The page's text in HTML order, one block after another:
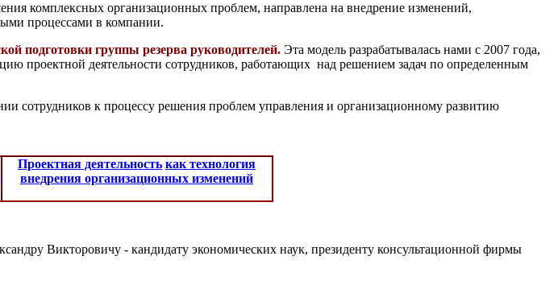
комплексных организационных проблем, направлена на внедрение изменений,
процессами в компании.
подготовки группы резерва руководителей. Эта модель разрабатывалась нами с 2007 года,
проектной деятельности сотрудников, работающих над решением задач по определенным
сотрудников к процессу решения проблем управления и организационному развитию
Проектная деятельность как технология
внедрения организационных изменений
Викторовичу - кандидату экономических наук, президенту консультационной фирмы